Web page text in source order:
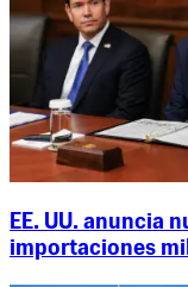
EE. UU. anuncia
importaciones